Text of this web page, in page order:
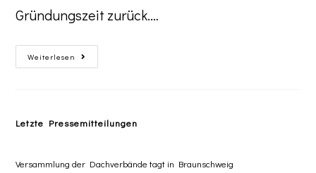
Gründungszeit zurück.…
Weiterlesen
Letzte Pressemitteilungen
Versammlung der Dachverbände tagt in Braunschweig